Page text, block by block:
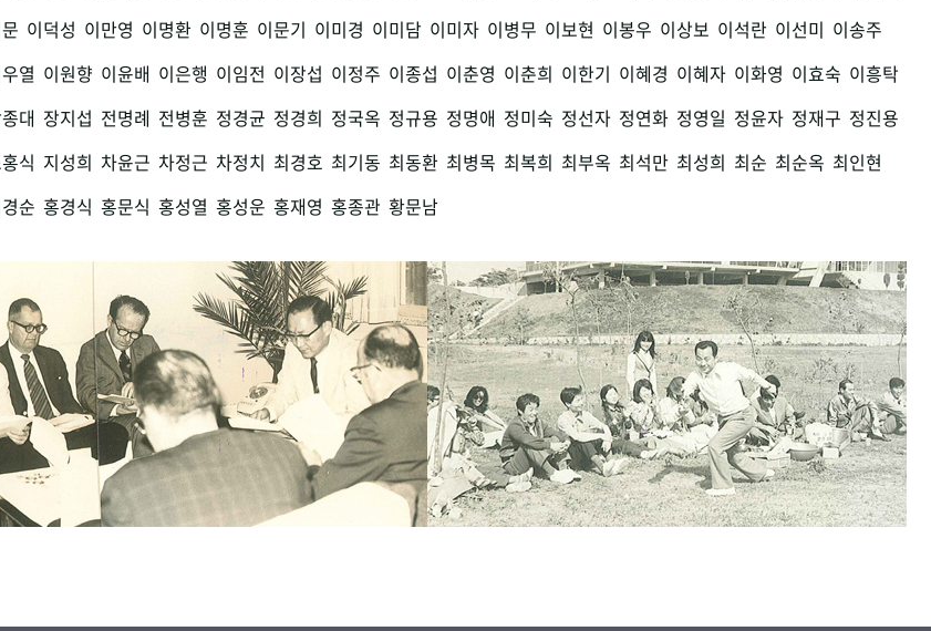
이덕성 이만영 이명환 이명훈 이문기 이미경 이미담 이미자 이병무 이보현 이봉우 이상보 이석란 이선미 이송주
열 이원향 이윤배 이은행 이임전 이장섭 이정주 이종섭 이춘영 이춘희 이한기 이혜경 이혜자 이화영 이효숙 이흥탁
대 장지섭 전명례 전병훈 정경균 정경희 정국옥 정규용 정명애 정미숙 정선자 정연화 정영일 정윤자 정재구 정진용
식 지성희 차윤근 차정근 차정치 최경호 최기동 최동환 최병목 최복희 최부옥 최석만 최성희 최순 최순옥 최인현
순 홍경식 홍문식 홍성열 홍성운 홍재영 홍종관 황문남